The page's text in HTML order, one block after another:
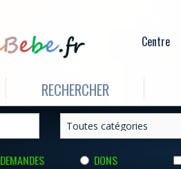
Centre
RECHERCHER
DEMANDES DONS